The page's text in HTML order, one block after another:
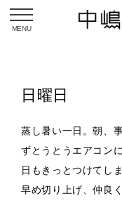
日曜日
蒸し暑い一日。朝、
ずとうとうエアコン
日もきっとつけてし
早め切り上げ、仲良
toggle navigation